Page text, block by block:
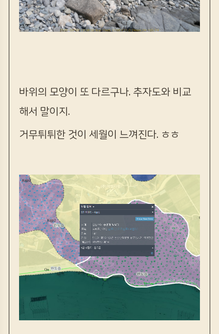
바위의 모양이 또 다르구나. 추자도와 비교
해서 말이지.
거무튀튀한 것이 세월이 느껴진다. ㅎㅎ